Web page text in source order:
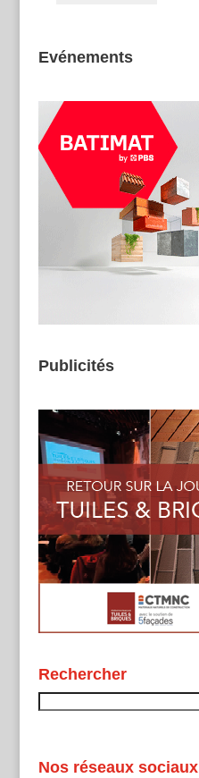
Evénements
Publicités
Rechercher
Nos réseaux sociaux